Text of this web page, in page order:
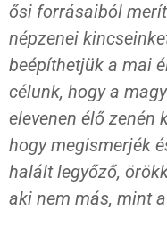
ősi forrásaiból
népzenei
beépíthetjük a mai
célunk, hogy a
elevenen élő zenén
hogy megismerjék
halált legyőző,
aki nem más, mint